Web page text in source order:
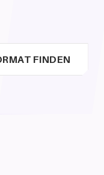
FINDEN